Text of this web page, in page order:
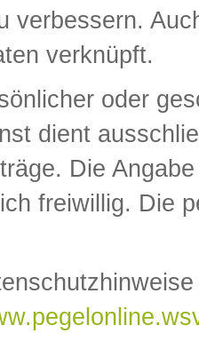
verbessern.
verknüpft.
oder
dient
Die
freiwillig. Die